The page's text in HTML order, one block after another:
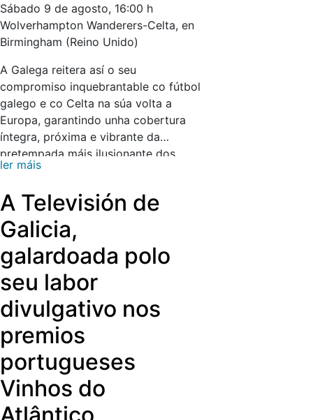
Sábado 9 de agosto, 16:00 h
Wolverhampton Wanderers-Celta, en
Birmingham (Reino Unido)
A Galega reitera así o seu
compromiso inquebrantable co fútbol
galego e co Celta na súa volta a
Europa, garantindo unha cobertura
íntegra, próxima e vibrante da
pretempada máis ilusionante dos
últimos tempos. A través da TVG e de
cada encontro coa máxima calidade
de imaxe e son e coas mellores
narracións na nosa lingua.
ler máis
A Televisión de
Galicia,
galardoada polo
seu labor
divulgativo nos
premios
portugueses
Vinhos do